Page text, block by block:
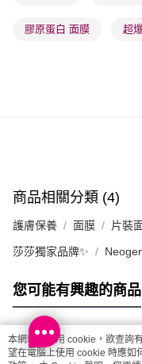
每筆HK$20.00，滿
每筆HK$20.00，滿
膠原蛋白 面膜 超
商品相關分類 (4)
護膚保養 面膜 片裝
莎莎獨家品牌✨
您可能有興趣的商品
熱門標籤
本網站中使用 cookie，欲查詢
望在電腦上使用 cookie 時應如